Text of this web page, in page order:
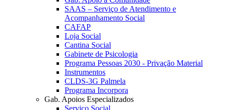
SAAS – Serviço de Atendimento e
Acompanhamento Social
CAFAP
Loja Social
Cantina Social
Gabinete de Psicologia
Programa Pessoas 2030 - Privação Material
Instrumentos
CLDS-3G Palmela
Programa Incorpora
Gab. Apoios Especializados
Serviço Social